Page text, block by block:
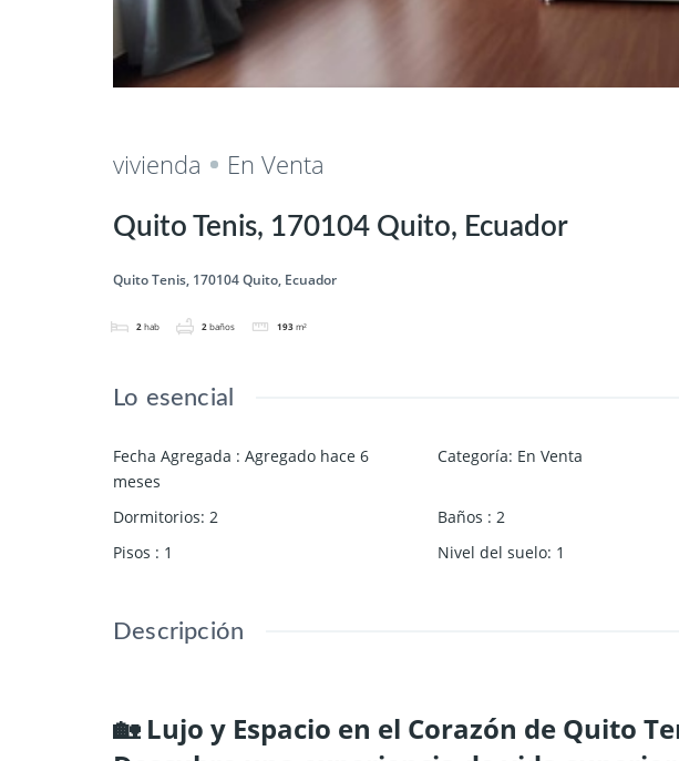
vivienda En Venta
Quito Tenis, 170104 Quito, Ecuador
Quito Tenis, 170104 Quito, Ecuador
2 hab 2 baños 193 m²
Lo esencial
Fecha Agregada : Agregado hace 6
meses
Categoría: En Venta
Dormitorios: 2 Baños : 2
Pisos : 1 Nivel del suelo: 1
Descripción
🏡 Lujo y Espacio en el Corazón de Quito